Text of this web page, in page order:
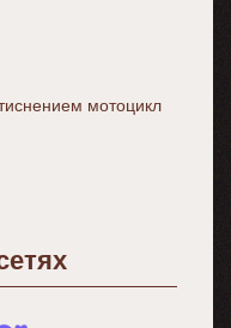
мотоцикл